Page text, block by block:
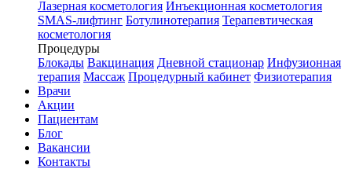
Лазерная косметология Инъекционная косметология
SMAS-лифтинг Ботулинотерапия Терапевтическая
косметология
Процедуры
Блокады Вакцинация Дневной стационар Инфузионная
терапия Массаж Процедурный кабинет Физиотерапия
Врачи
Акции
Пациентам
Блог
Вакансии
Контакты